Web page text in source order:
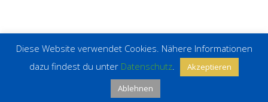
©2024 DAV Sektion Kampenwand |Impressum|
Datenschutz|Kontakt|Newsletter|RSS
Diese Website verwendet Cookies. Nähere Informationen
dazu findest du unter Datenschutz.
Akzeptieren
Ablehnen